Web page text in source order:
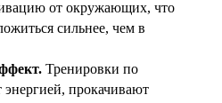
от окружающих, что
сильнее, чем в
Тренировки по
прокачивают